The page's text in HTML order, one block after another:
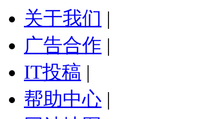
关于我们 |
广告合作 |
IT投稿 |
帮助中心 |